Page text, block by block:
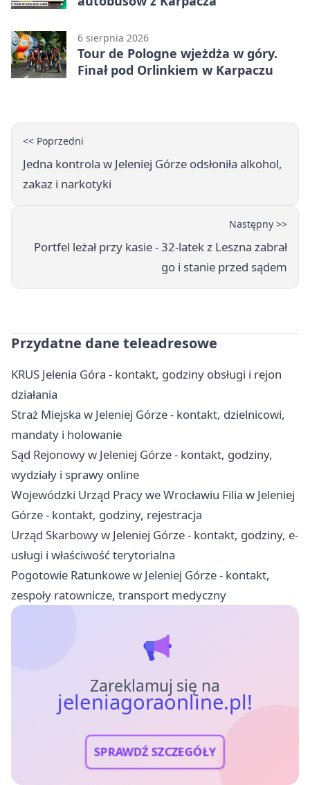
6 sierpnia 2026
Tour de Pologne wjeżdża w góry.
Finał pod Orlinkiem w Karpaczu
<< Poprzedni
Jedna kontrola w Jeleniej Górze odsłoniła alkohol,
zakaz i narkotyki
Następny >>
Portfel leżał przy kasie - 32-latek z Leszna zabrał
go i stanie przed sądem
Przydatne dane teleadresowe
KRUS Jelenia Góra - kontakt, godziny obsługi i rejon
działania
Straż Miejska w Jeleniej Górze - kontakt, dzielnicowi,
mandaty i holowanie
Sąd Rejonowy w Jeleniej Górze - kontakt, godziny,
wydziały i sprawy online
Wojewódzki Urząd Pracy we Wrocławiu Filia w Jeleniej
Górze - kontakt, godziny, rejestracja
Urząd Skarbowy w Jeleniej Górze - kontakt, godziny, e-
usługi i właściwość terytorialna
Pogotowie Ratunkowe w Jeleniej Górze - kontakt,
zespoły ratownicze, transport medyczny
Zareklamuj się na
jeleniagoraonline.pl!
SPRAWDŹ SZCZEGÓŁY